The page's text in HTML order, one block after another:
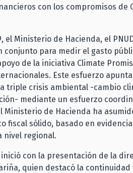
con los compromisos de
el Ministerio de Hacienda, el
conjunto para medir el gasto
de la iniciativa Climate
Este esfuerzo
triple crisis ambiental -cambio
mediante un esfuerzo
Ministerio de Hacienda ha
fiscal sólido, basado en
nivel regional.
con la presentación de la
quien destacó la